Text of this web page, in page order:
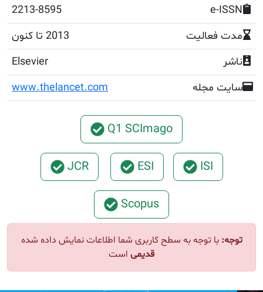
2213-8595
www.thelancet.com
Q1 SCImago
ESI
JCR
توجه به سطح کاربری شما اطلاعات نمایش داده شده
است